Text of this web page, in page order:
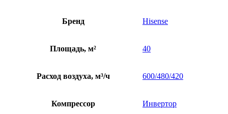
Бренд Hisense
Площадь, м² 40
Расход воздуха, м³/ч 600/480/420
Компрессор Инвертор